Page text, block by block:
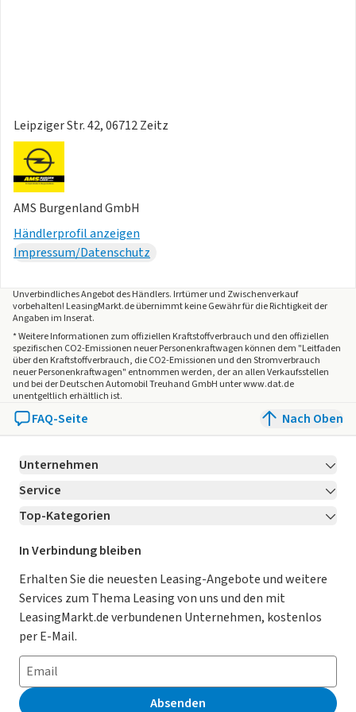
- Deckenleuchte in LED-Technik
- Getränkehalter
- Holzdekor
- Kontrastnähte
- LED-Innenlichtpaket
- Leseleuchte(n)
- Sonnenblende(n) beleuchtet mit Make-Up Spiegel
- Türeinstiegsblenden aus Edelstahl/Einleger
- automatische Heckklappe-/Deckel
- Ladekantenschutz Edelstahl-/(Einleger)
- Durchladesystem/-funktion
- Gepäcknetz(e)
- Gepäckraumklappe mit automatischer Öffnung /
Sensorsteuerung
- Laderaumabdeckung
- Verzurrösen
- Bremsenergie-Rückgewinnung
- E10 geeignet
- EURO 6e
- Ottopartikelfilter
- Start/Stopp Automatic
Getriebe:
- EAT8
Weitere Informationen:
- Facelift
- Erstbesitz
Leipziger Str. 42, 06712 Zeitz
AMS Burgenland GmbH
Händlerprofil anzeigen
Impressum/Datenschutz
Unverbindliches Angebot desHändlers. Irrtümer und Zwischenverkauf
vorbehalten! LeasingMarkt.de übernimmt keine Gewähr für die Richtigkeit der
Angaben im Inserat.
* Weitere Informationen zum offiziellen Kraftstoffverbrauch und den offiziellen
spezifischen CO2-Emissionen neuer Personenkraftwagen können dem "Leitfaden
über den Kraftstoffverbrauch, die CO2-Emissionen und den Stromverbrauch
neuer Personenkraftwagen" entnommen werden, der an allen Verkaufsstellen
und bei der Deutschen Automobil Treuhand GmbH unter www.dat.de
unentgeltlich erhältlich ist.
FAQ-Seite Nach Oben
Unternehmen
Über LeasingMarkt.de
Karriere Jetzt bewerben!
Für Händler
Kooperation mit AutoScout24
AGB
Datenschutz
Impressum
Erklärung zur Barrierefreiheit
Service
Kontakt
Ratgeber
Magazin
Datenschutz-Einstellungen
So funktioniert’s
Häufig gestellte Fragen
Leasing-Lexikon
Top-Kategorien
Leasing Deals
Gebrauchtwagen Leasing
Leasing ohne Anzahlung
E-Auto Leasing
Privatleasing
Leasing-Vergleiche
In Verbindung bleiben
Erhalten Sie die neuesten Leasing-Angebote und weitere
Services zum Thema Leasing von uns und den mit
LeasingMarkt.de verbundenen Unternehmen, kostenlos
per E-Mail.
Absenden